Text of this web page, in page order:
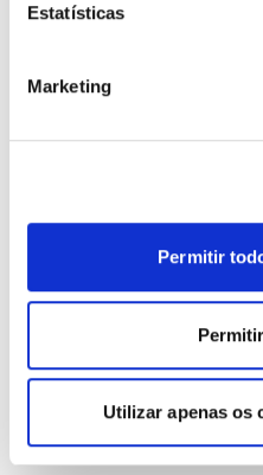
Estatísticas
Marketing
Permitir
Utilizar apenas os